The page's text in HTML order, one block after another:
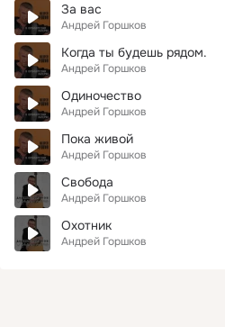
За вас
Андрей Горшков
Когда ты будешь рядом.
Андрей Горшков
Одиночество
Андрей Горшков
Пока живой
Андрей Горшков
Свобода
Андрей Горшков
Охотник
Андрей Горшков